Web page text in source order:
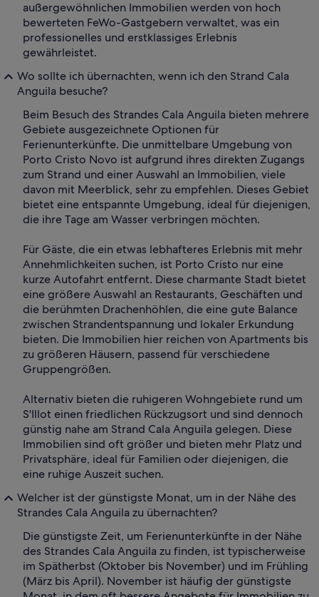
außergewöhnlichen Immobilien werden von hoch
bewerteten FeWo-Gastgebern verwaltet, was ein
professionelles und erstklassiges Erlebnis
gewährleistet.
Wo sollte ich übernachten, wenn ich den Strand Cala
Anguila besuche?
Beim Besuch des Strandes Cala Anguila bieten mehrere
Gebiete ausgezeichnete Optionen für
Ferienunterkünfte. Die unmittelbare Umgebung von
Porto Cristo Novo ist aufgrund ihres direkten Zugangs
zum Strand und einer Auswahl an Immobilien, viele
davon mit Meerblick, sehr zu empfehlen. Dieses Gebiet
bietet eine entspannte Umgebung, ideal für diejenigen,
die ihre Tage am Wasser verbringen möchten.
Für Gäste, die ein etwas lebhafteres Erlebnis mit mehr
Annehmlichkeiten suchen, ist Porto Cristo nur eine
kurze Autofahrt entfernt. Diese charmante Stadt bietet
eine größere Auswahl an Restaurants, Geschäften und
die berühmten Drachenhöhlen, die eine gute Balance
zwischen Strandentspannung und lokaler Erkundung
bieten. Die Immobilien hier reichen von Apartments bis
zu größeren Häusern, passend für verschiedene
Gruppengrößen.
Alternativ bieten die ruhigeren Wohngebiete rund um
S'Illot einen friedlichen Rückzugsort und sind dennoch
günstig nahe am Strand Cala Anguila gelegen. Diese
Immobilien sind oft größer und bieten mehr Platz und
Privatsphäre, ideal für Familien oder diejenigen, die
eine ruhige Auszeit suchen.
Welcher ist der günstigste Monat, um in der Nähe des
Strandes Cala Anguila zu übernachten?
Die günstigste Zeit, um Ferienunterkünfte in der Nähe
des Strandes Cala Anguila zu finden, ist typischerweise
im Spätherbst (Oktober bis November) und im Frühling
(März bis April). November ist häufig der günstigste